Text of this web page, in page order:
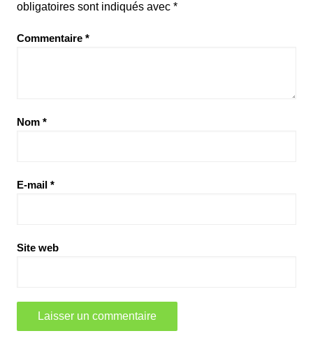
obligatoires sont indiqués avec *
Commentaire *
Nom *
E-mail *
Site web